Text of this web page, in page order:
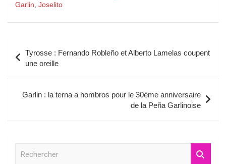
Garlin, Joselito
de
l’article
Tyrosse : Fernando Robleño et Alberto Lamelas coupent
une oreille
Garlin : la terna a hombros pour le 30ème anniversaire
de la Peña Garlinoise